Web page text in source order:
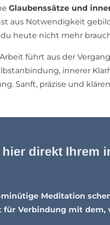
Glaubenssätze und
aus Notwendigkeit
heute nicht mehr
führt aus der
innerer
Sanft, präzise und
hier direkt Ihrem
minütige Meditation
für Verbindung mit dem,